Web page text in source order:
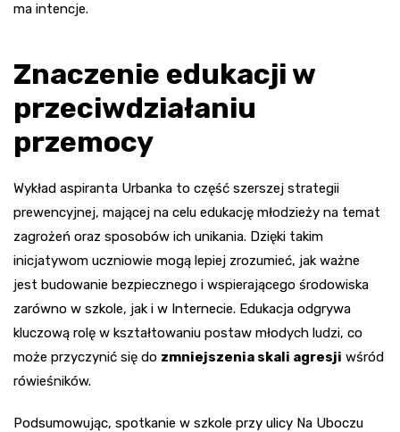
ma intencje.
Znaczenie edukacji w
przeciwdziałaniu
przemocy
Wykład aspiranta Urbanka to część szerszej strategii
prewencyjnej, mającej na celu edukację młodzieży na temat
zagrożeń oraz sposobów ich unikania. Dzięki takim
inicjatywom uczniowie mogą lepiej zrozumieć, jak ważne
jest budowanie bezpiecznego i wspierającego środowiska
zarówno w szkole, jak i w Internecie. Edukacja odgrywa
kluczową rolę w kształtowaniu postaw młodych ludzi, co
może przyczynić się do zmniejszenia skali agresji wśród
rówieśników.
Podsumowując, spotkanie w szkole przy ulicy Na Uboczu